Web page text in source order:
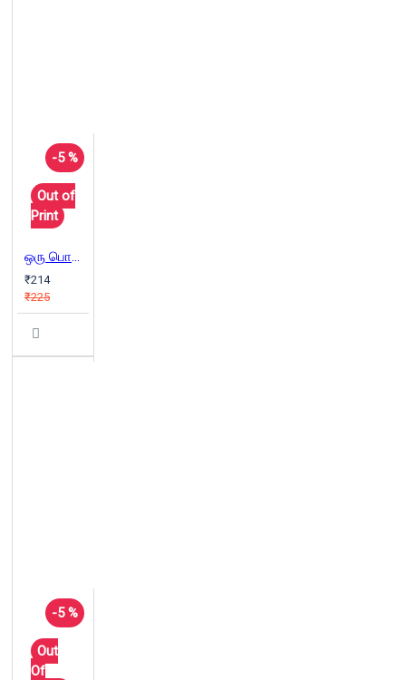
-5 %
Out of
Print
ஒரு பொருளாதார அடியாளின் வாக்குமூலம்
₹214
₹225
-5 %
Out
Of